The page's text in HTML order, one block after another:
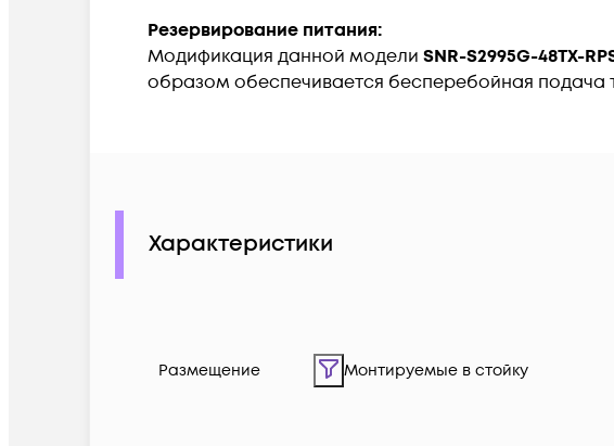
Резервирование питания:
Модификация данной модели SNR-S2995G-48TX-
образом обеспечивается бесперебойная подача
Характеристики
Размещение Монтируемые в стойку